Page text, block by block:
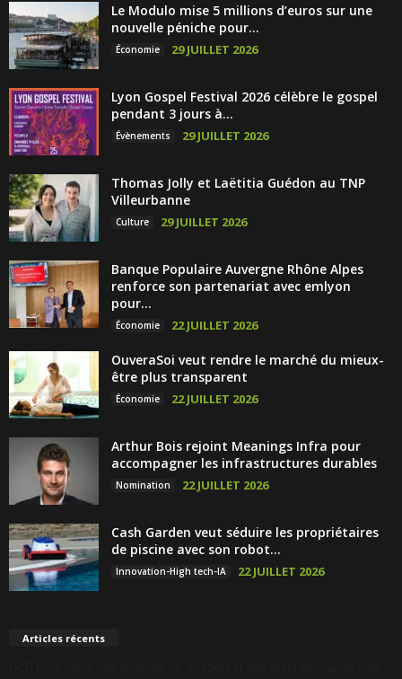
Le Modulo mise 5 millions d’euros sur une
nouvelle péniche pour...
Économie 29 JUILLET 2026
Lyon Gospel Festival 2026 célèbre le gospel
pendant 3 jours à...
Évènements 29 JUILLET 2026
Thomas Jolly et Laëtitia Guédon au TNP
Villeurbanne
Culture 29 JUILLET 2026
Banque Populaire Auvergne Rhône Alpes
renforce son partenariat avec emlyon
pour...
Économie 22 JUILLET 2026
OuveraSoi veut rendre le marché du mieux-
être plus transparent
Économie 22 JUILLET 2026
Arthur Bois rejoint Meanings Infra pour
accompagner les infrastructures durables
Nomination 22 JUILLET 2026
Cash Garden veut séduire les propriétaires
de piscine avec son robot...
Innovation-High tech-IA 22 JUILLET 2026
Articles récents